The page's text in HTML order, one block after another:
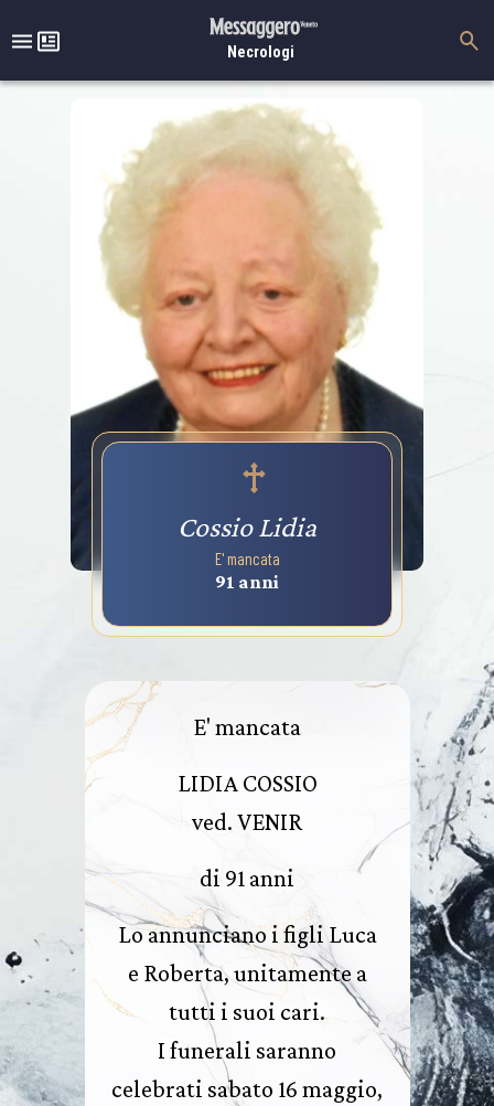
Necrologi
Cossio Lidia
E' mancata
91 anni
E' mancata
LIDIA COSSIO
ved. VENIR
di 91 anni
Lo annunciano i figli Luca
e Roberta, unitamente a
tutti i suoi cari.
I funerali saranno
celebrati sabato 16 maggio,